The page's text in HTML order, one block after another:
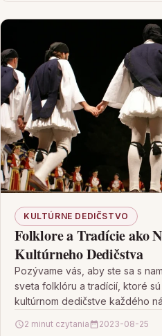
KULTÚRNE DEDIČSTVO
Folklore a Tradície ako
Kultúrneho Dedičstva
Pozývame vás, aby ste sa s
sveta folklóru a tradícií, ktoré
kultúrnom dedičstve každého
2 minut czytania 2023-08-25